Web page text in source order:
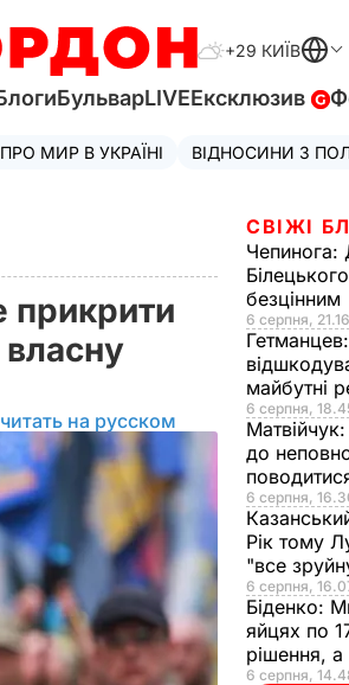
+29 КИЇВ
БульварLIVEЕксклюзив
МИР В УКРАЇНІ ВІДНОСИНИ З
прикрити
на русском
СВІЖІ
Чепинога:
безцінним
6 серпня, 21.16
Гетманцев:
майбутні
6 серпня,
Матвійчук:
до
6 серпня,
Рік тому
"все
6 серпня,
Біденко:
яйцях по
рішення,
6 серпня,